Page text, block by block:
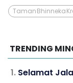
Taman Bhinneka
TRENDING
Selamat